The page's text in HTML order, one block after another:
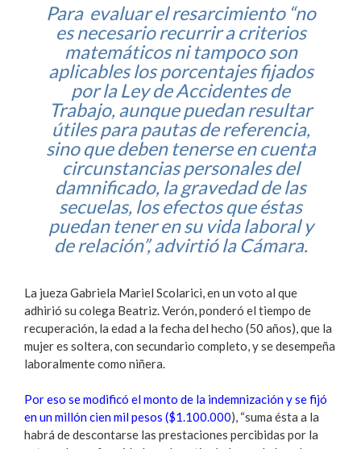
Para evaluar el resarcimiento “no
es necesario recurrir a criterios
matemáticos ni tampoco son
aplicables los porcentajes fijados
por la Ley de Accidentes de
Trabajo, aunque puedan resultar
útiles para pautas de referencia,
sino que deben tenerse en cuenta
circunstancias personales del
damnificado, la gravedad de las
secuelas, los efectos que éstas
puedan tener en su vida laboral y
de relación”, advirtió la Cámara.
La jueza Gabriela Mariel Scolarici, en un voto al que
adhirió su colega Beatriz. Verón, ponderó el tiempo de
recuperación, la edad a la fecha del hecho (50 años), que la
mujer es soltera, con secundario completo, y se desempeña
laboralmente como niñera.
Por eso se modificó el monto de la indemnización y se fijó
en un millón cien mil pesos ($1.100.000), “suma ésta a la
habrá de descontarse las prestaciones percibidas por la